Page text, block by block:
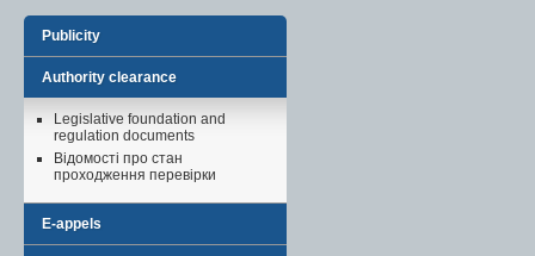
Publicity
Authority clearance
Legislative foundation and
regulation documents
Відомості про стан
проходження перевірки
E-appels